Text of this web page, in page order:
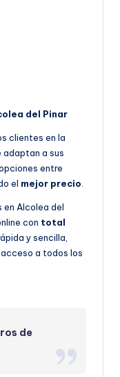
del Pinar
clientes en la
adaptan a sus
entre
el mejor precio.
en Alcolea del
con total
y sencilla,
a todos los
de